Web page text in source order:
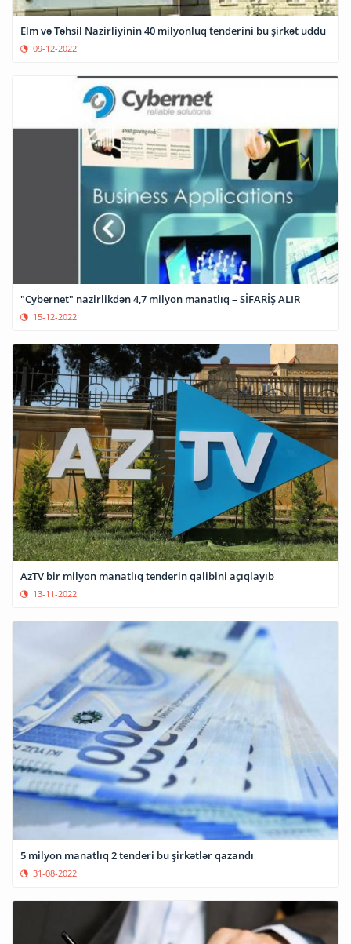
Elm və Təhsil Nazirliyinin 40 milyonluq tenderini bu şirkət uddu
09-12-2022
"Cybernet" nazirlikdən 4,7 milyon manatlıq – SİFARİŞ ALIR
15-12-2022
AzTV bir milyon manatlıq tenderin qalibini açıqlayıb
13-11-2022
5 milyon manatlıq 2 tenderi bu şirkətlər qazandı
31-08-2022